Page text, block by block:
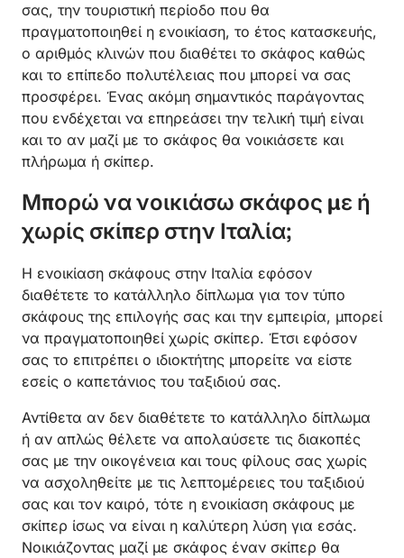
σας, την τουριστική περίοδο που θα
πραγματοποιηθεί η ενοικίαση, το έτος κατασκευής,
ο αριθμός κλινών που διαθέτει το σκάφος καθώς
και το επίπεδο πολυτέλειας που μπορεί να σας
προσφέρει. Ένας ακόμη σημαντικός παράγοντας
που ενδέχεται να επηρεάσει την τελική τιμή είναι
και το αν μαζί με το σκάφος θα νοικιάσετε και
πλήρωμα ή σκίπερ.
Μπορώ να νοικιάσω σκάφος με ή
χωρίς σκίπερ στην Ιταλία;
Η ενοικίαση σκάφους στην Ιταλία εφόσον
διαθέτετε το κατάλληλο δίπλωμα για τον τύπο
σκάφους της επιλογής σας και την εμπειρία, μπορεί
να πραγματοποιηθεί χωρίς σκίπερ. Έτσι εφόσον
σας το επιτρέπει ο ιδιοκτήτης μπορείτε να είστε
εσείς ο καπετάνιος του ταξιδιού σας.
Αντίθετα αν δεν διαθέτετε το κατάλληλο δίπλωμα
ή αν απλώς θέλετε να απολαύσετε τις διακοπές
σας με την οικογένεια και τους φίλους σας χωρίς
να ασχοληθείτε με τις λεπτομέρειες του ταξιδιού
σας και τον καιρό, τότε η ενοικίαση σκάφους με
σκίπερ ίσως να είναι η καλύτερη λύση για εσάς.
Νοικιάζοντας μαζί με σκάφος έναν σκίπερ θα